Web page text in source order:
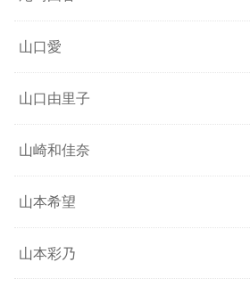
山口愛
山口由里子
山崎和佳奈
山本希望
山本彩乃